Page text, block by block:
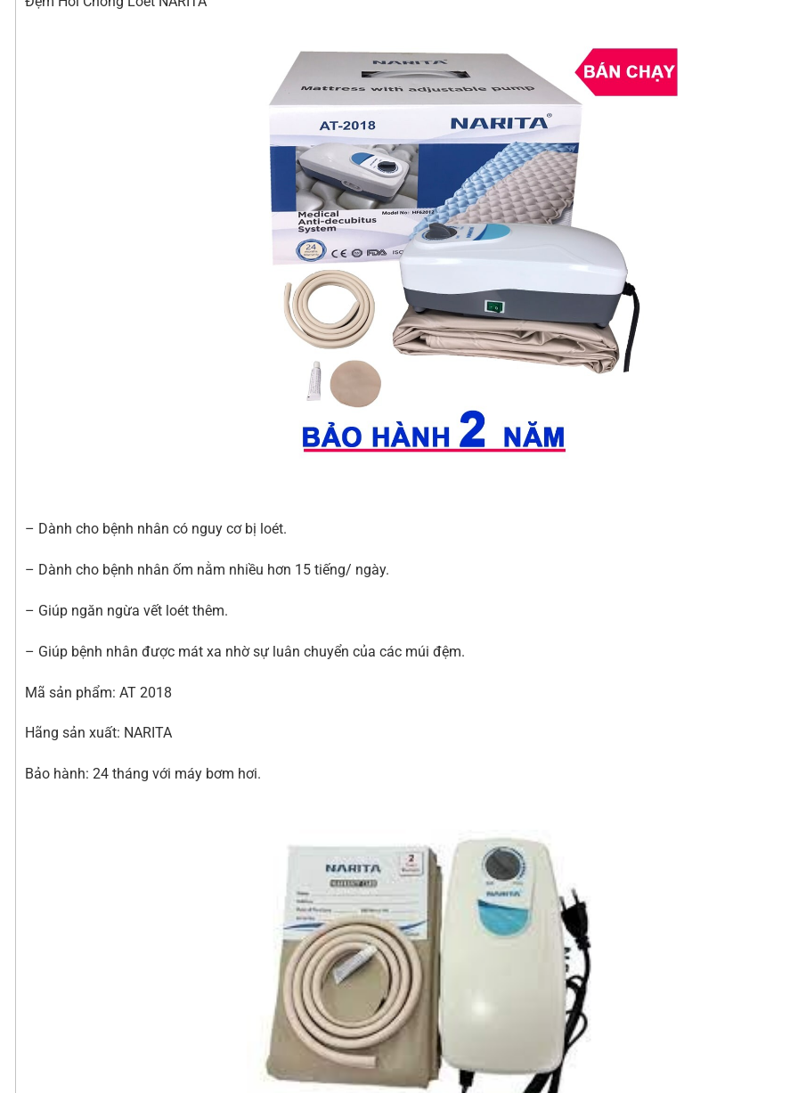
– Dành cho bệnh nhân có nguy cơ bị loét.
– Dành cho bệnh nhân ốm nằm nhiều hơn 15 tiếng/ ngày.
– Giúp ngăn ngừa vết loét thêm.
– Giúp bệnh nhân được mát xa nhờ sự luân chuyển của các múi đệm.
Mã sản phẩm: AT 2018
Hãng sản xuất: NARITA
Bảo hành: 24 tháng với máy bơm hơi.